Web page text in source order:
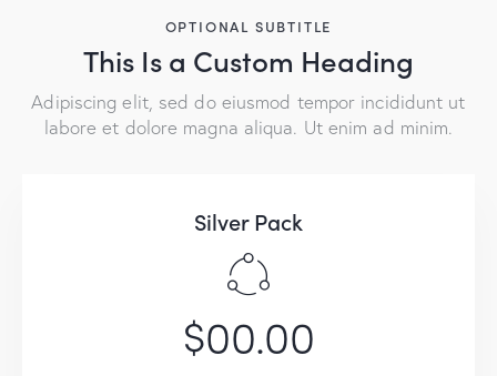
OPTIONAL SUBTITLE
This Is a Custom Heading
Adipiscing elit, sed do eiusmod tempor incididunt ut
labore et dolore magna aliqua. Ut enim ad minim.
Silver Pack
$00.00